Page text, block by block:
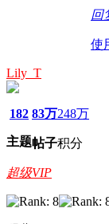
回
使
Lily_T
182
主题
83万
帖子
248万
积分
超级VIP